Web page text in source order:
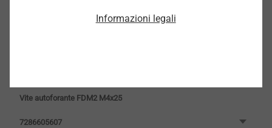
Vite autoforante FDM2 M4x25
7286605607
Informazioni legali